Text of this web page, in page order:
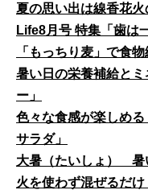
夏の思い出は線香花火
Life8月号 特集「歯は
「もっちり麦」で食
暑い日の栄養補給と
ー」
色々な食感が楽しめ
サラダ」
大暑（たいしょ） 暑
火を使わず混ぜるだけ